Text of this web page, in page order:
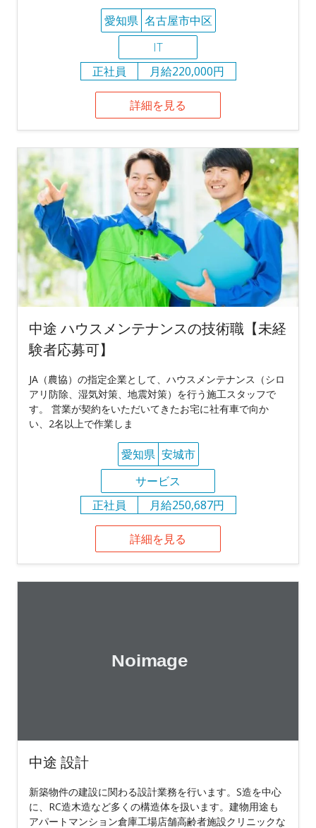
愛知県 名古屋市中区
IT
正社員
月給220,000円
詳細を見る
中途 ハウスメンテナンスの技術職【未経
験者応募可】
JA（農協）の指定企業として、ハウスメンテナンス（シロ
アリ防除、湿気対策、地震対策）を行う施工スタッフで
す。 営業が契約をいただいてきたお宅に社有車で向か
い、2名以上で作業しま
愛知県 安城市
サービス
正社員
月給250,687円
詳細を見る
中途 設計
新築物件の建設に関わる設計業務を行います。S造を中心
に、RC造木造など多くの構造体を扱います。建物用途も
アパートマンション倉庫工場店舗高齢者施設クリニックな